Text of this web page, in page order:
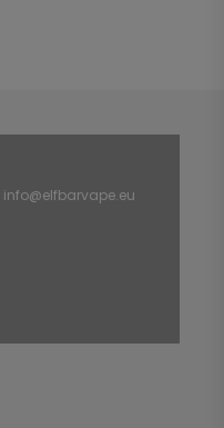
info@elfbarvape.eu